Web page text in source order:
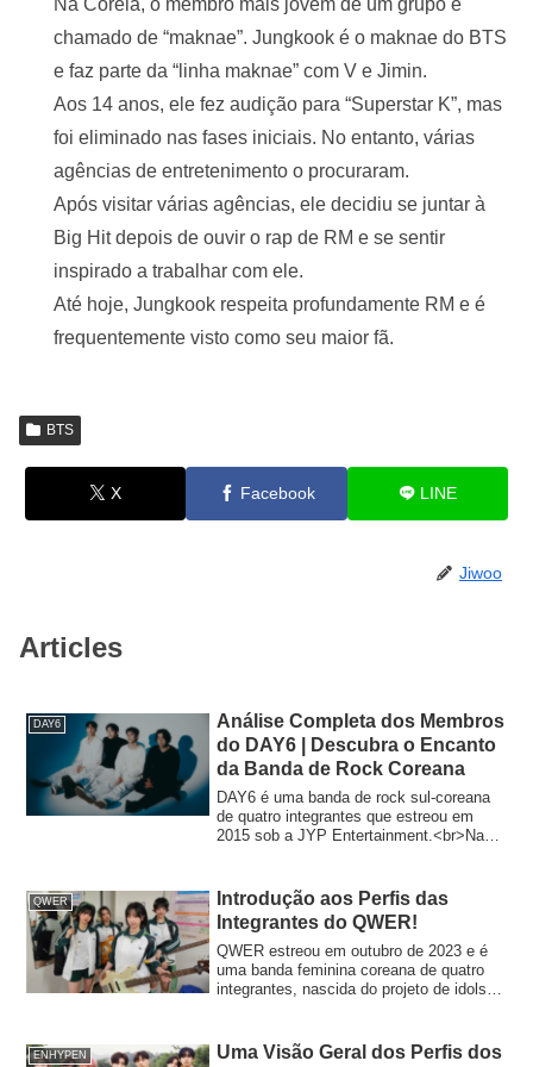
chamado de “maknae”. Jungkook é o maknae do BTS
e faz parte da “linha maknae” com V e Jimin.
Aos 14 anos, ele fez audição para “Superstar K”, mas
foi eliminado nas fases iniciais. No entanto, várias
agências de entretenimento o procuraram.
Após visitar várias agências, ele decidiu se juntar à
Big Hit depois de ouvir o rap de RM e se sentir
inspirado a trabalhar com ele.
Até hoje, Jungkook respeita profundamente RM e é
frequentemente visto como seu maior fã.
BTS
X Facebook LINE
Jiwoo
Articles
DAY6
Análise Completa dos Membros
do DAY6 | Descubra o Encanto
da Banda de Rock Coreana
DAY6 é uma banda de rock sul-coreana
de quatro integrantes que estreou em
2015 sob a JYP Entertainment.<br>Na
tornou-se uma boy band muito querida
entre os jovens. O caminho até a estreia
foi longo. Foi dito a eles que só poderiam
debutar com músicas que eles mesmos
escrevessem e compusessem, além de
precisarem da aprovação de Park Jin-
suas habilidades foram aprimoradas,
QWER
Introdução aos Perfis das
Integrantes do QWER!
QWER estreou em outubro de 2023 e é
uma banda feminina coreana de quatro
integrantes, nascida do projeto de idols
diversas, incluindo streamers da Twitch,
ENHYPEN
Uma Visão Geral dos Perfis dos